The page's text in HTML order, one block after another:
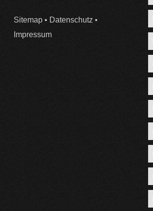
Sitemap • Datenschutz •
Impressum